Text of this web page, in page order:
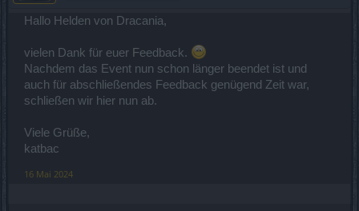
Hallo Helden von Dracania,
vielen Dank für euer Feedback.
Nachdem das Event nun schon länger beendet ist und
auch für abschließendes Feedback genügend Zeit war,
schließen wir hier nun ab.
Viele Grüße,
katbac
16 Mai 2024